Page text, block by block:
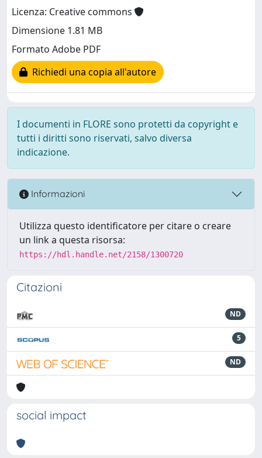
Licenza: Creative commons
Dimensione 1.81 MB
Formato Adobe PDF
Richiedi una copia all'autore
I documenti in FLORE sono protetti da copyright e
tutti i diritti sono riservati, salvo diversa
indicazione.
Informazioni
Utilizza questo identificatore per citare o creare
un link a questa risorsa:
https://hdl.handle.net/2158/1300720
Citazioni
ND
5
ND
social impact